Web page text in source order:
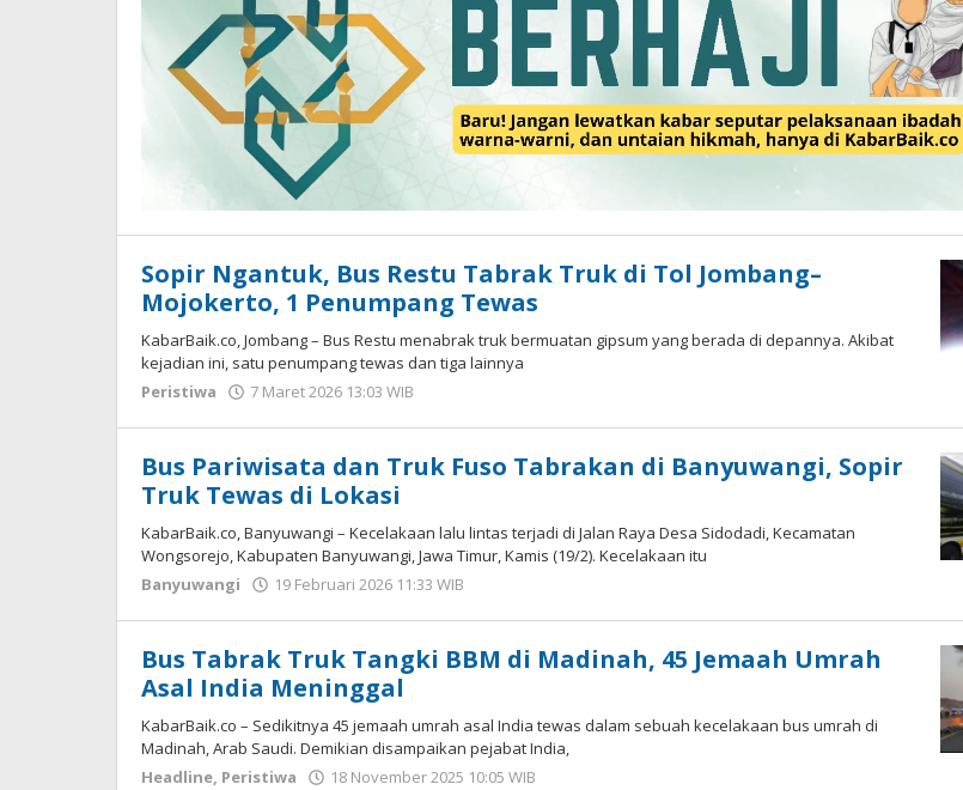
Sopir Ngantuk, Bus Restu Tabrak Truk di Tol Jombang–
Mojokerto, 1 Penumpang Tewas
KabarBaik.co, Jombang – Bus Restu menabrak truk bermuatan gipsum yang berada di depannya. Akibat
kejadian ini, satu penumpang tewas dan tiga lainnya
Peristiwa
7 Maret 2026 13:03 WIB
Bus Pariwisata dan Truk Fuso Tabrakan di Banyuwangi, Sopir
Truk Tewas di Lokasi
KabarBaik.co, Banyuwangi – Kecelakaan lalu lintas terjadi di Jalan Raya Desa Sidodadi, Kecamatan
Wongsorejo, Kabupaten Banyuwangi, Jawa Timur, Kamis (19/2). Kecelakaan itu
Banyuwangi
19 Februari 2026 11:33 WIB
Bus Tabrak Truk Tangki BBM di Madinah, 45 Jemaah Umrah
Asal India Meninggal
KabarBaik.co – Sedikitnya 45 jemaah umrah asal India tewas dalam sebuah kecelakaan bus umrah di
Madinah, Arab Saudi. Demikian disampaikan pejabat India,
Headline, Peristiwa 18 November 2025 10:05 WIB